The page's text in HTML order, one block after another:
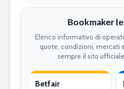
Bookmaker
Elenco informativo di
quote, condizioni, mercati
sempre il sito ufficiale
Betfair